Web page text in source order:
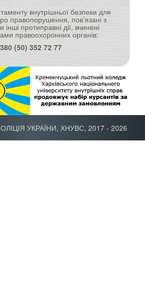
внутрішньої безпеки для
правопорушення, пов’язані з
інші протиправні дії, вчинені
правоохоронних органів:
(50) 352 72 77
УКРАЇНИ, ХНУВС, 2017 - 2026